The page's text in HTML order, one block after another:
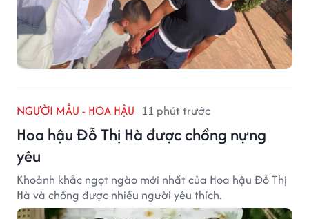
NGƯỜI MẪU - HOA HẬU 11 phút trước
Hoa hậu Đỗ Thị Hà được chồng nựng
yêu
Khoảnh khắc ngọt ngào mới nhất của Hoa hậu Đỗ Thị
Hà và chồng được nhiều người yêu thích.